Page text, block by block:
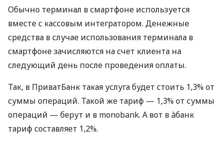
Обычно терминал в смартфоне используется
вместе с кассовым интегратором. Денежные
средства в случае использования терминала в
смартфоне зачисляются на счет клиента на
следующий день после проведения оплаты.
Так, в ПриватБанк такая услуга будет стоить 1,3% от
суммы операций. Такой же тариф — 1,3% от суммы
операций — берут и в monobank. А вот в àбанк
тариф составляет 1,2%.